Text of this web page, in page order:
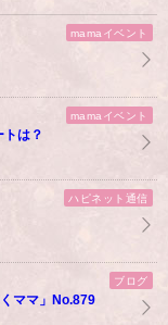
mamaイベント
mamaイベント
は？
ハピネット通信
ブログ
ママ」No.879